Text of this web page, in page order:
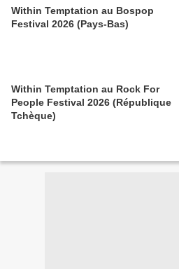
Within Temptation au Bospop
Festival 2026 (Pays-Bas)
Within Temptation au Rock For
People Festival 2026 (République
Tchèque)